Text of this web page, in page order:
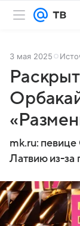
3 мая 2025
mk.ru: певице
Латвию из-за